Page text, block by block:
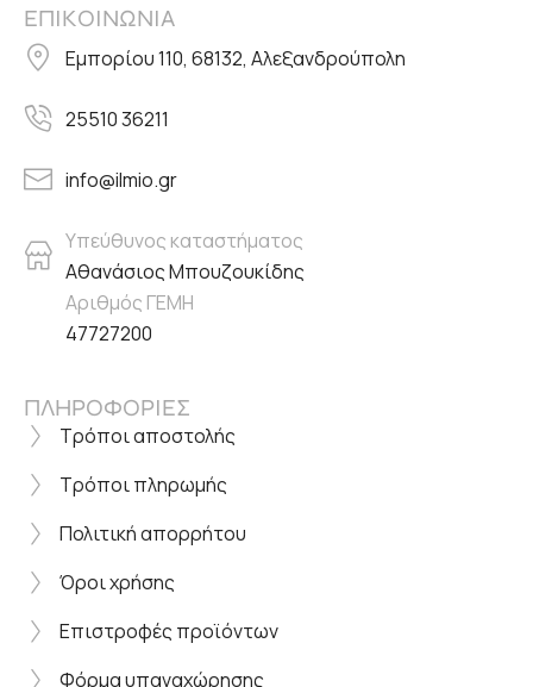
ΕΠΙΚΟΙΝΩΝΙΑ
Εμπορίου 110, 68132, Αλεξανδρούπολη
25510 36211
info@ilmio.gr
Υπεύθυνος καταστήματος
Αθανάσιος Μπουζουκίδης
Αριθμός ΓΕΜΗ
47727200
ΠΛΗΡΟΦΟΡΙΕΣ
Τρόποι αποστολής
Τρόποι πληρωμής
Πολιτική απορρήτου
Όροι χρήσης
Επιστροφές προϊόντων
Φόρμα υπαναχώρησης